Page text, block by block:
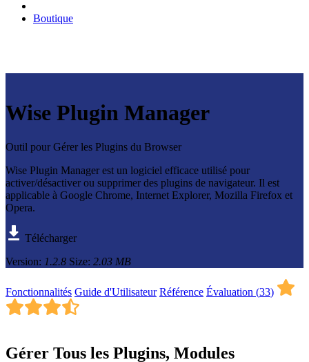
Boutique
Wise Plugin Manager
Outil pour Gérer les Plugins du Browser
Wise Plugin Manager est un logiciel efficace utilisé pour
activer/désactiver ou supprimer des plugins de navigateur. Il est
applicable à Google Chrome, Internet Explorer, Mozilla Firefox et
Opera.
Télécharger
Version: 1.2.8 Size: 2.03 MB
Fonctionnalités Guide d'Utilisateur Référence Évaluation (33)
Gérer Tous les Plugins, Modules